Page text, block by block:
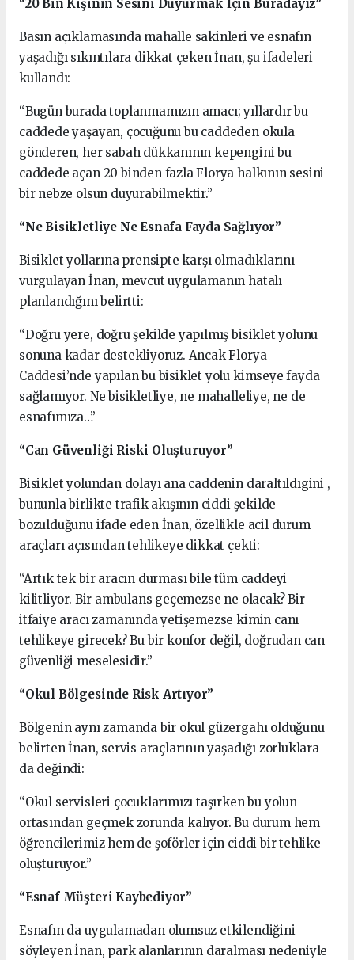
“20 Bin Kişinin Sesini Duyurmak İçin Buradayız”
Basın açıklamasında mahalle sakinleri ve esnafın
yaşadığı sıkıntılara dikkat çeken İnan, şu ifadeleri
kullandı:
“Bugün burada toplanmamızın amacı; yıllardır bu
caddede yaşayan, çocuğunu bu caddeden okula
gönderen, her sabah dükkanının kepengini bu
caddede açan 20 binden fazla Florya halkının sesini
bir nebze olsun duyurabilmektir.”
“Ne Bisikletliye Ne Esnafa Fayda Sağlıyor”
Bisiklet yollarına prensipte karşı olmadıklarını
vurgulayan İnan, mevcut uygulamanın hatalı
planlandığını belirtti:
“Doğru yere, doğru şekilde yapılmış bisiklet yolunu
sonuna kadar destekliyoruz. Ancak Florya
Caddesi’nde yapılan bu bisiklet yolu kimseye fayda
sağlamıyor. Ne bisikletliye, ne mahalleliye, ne de
esnafımıza…”
“Can Güvenliği Riski Oluşturuyor”
Bisiklet yolundan dolayı ana caddenin daraltıldıgini ,
bununla birlikte trafik akışının ciddi şekilde
bozulduğunu ifade eden İnan, özellikle acil durum
araçları açısından tehlikeye dikkat çekti:
“Artık tek bir aracın durması bile tüm caddeyi
kilitliyor. Bir ambulans geçemezse ne olacak? Bir
itfaiye aracı zamanında yetişemezse kimin canı
tehlikeye girecek? Bu bir konfor değil, doğrudan can
güvenliği meselesidir.”
“Okul Bölgesinde Risk Artıyor”
Bölgenin aynı zamanda bir okul güzergahı olduğunu
belirten İnan, servis araçlarının yaşadığı zorluklara
da değindi:
“Okul servisleri çocuklarımızı taşırken bu yolun
ortasından geçmek zorunda kalıyor. Bu durum hem
öğrencilerimiz hem de şoförler için ciddi bir tehlike
oluşturuyor.”
“Esnaf Müşteri Kaybediyor”
Esnafın da uygulamadan olumsuz etkilendiğini
söyleyen İnan, park alanlarının daralması nedeniyle